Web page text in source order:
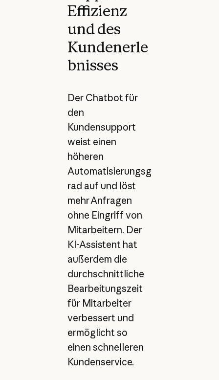
Effizienz
und des
Kundenerle
bnisses
Der Chatbot für
den
Kundensupport
weist einen
höheren
Automatisierungsg
rad auf und löst
mehr Anfragen
ohne Eingriff von
Mitarbeitern. Der
KI-Assistent hat
außerdem die
durchschnittliche
Bearbeitungszeit
für Mitarbeiter
verbessert und
ermöglicht so
einen schnelleren
Kundenservice.